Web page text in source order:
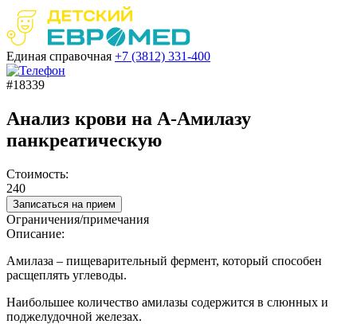
Единая справочная +7 (3812) 331-400
#18339
Анализ крови на А-Амилазу
панкреатическую
Стоимость:
240
Записаться на прием
Ограничения/примечания
Описание:
Амилаза – пищеварительный фермент, который способен
расщеплять углеводы.
Наибольшее количество амилазы содержится в слюнных и
поджелудочной железах.